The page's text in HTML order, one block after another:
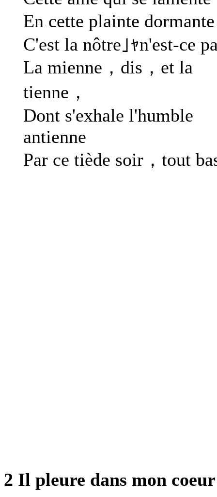
En cette plainte
C'est la nôtre｣ｬn'est-ce
La mienne，dis，et la
tienne，
Dont s'exhale l'humble
antienne
Par ce tiède soir，tout
2 Il pleure dans mon coeur